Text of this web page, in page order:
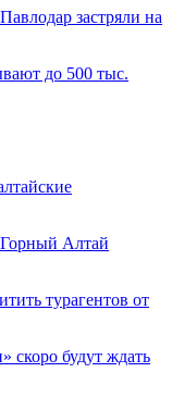
застряли на
до 500 тыс.
Горный Алтай
турагентов от
скоро будут ждать